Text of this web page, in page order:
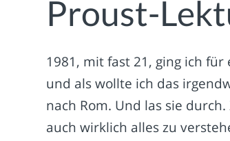
Proust-
1981, mit fast 21, ging ich
und als wollte ich das
nach Rom. Und las sie
auch wirklich alles zu